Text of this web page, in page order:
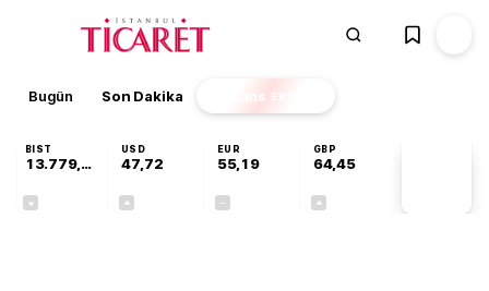
Bugün Son Dakika Finans EKSTRA
BIST
13.779,39
USD
47,72
EUR
55,19
GBP
64,45